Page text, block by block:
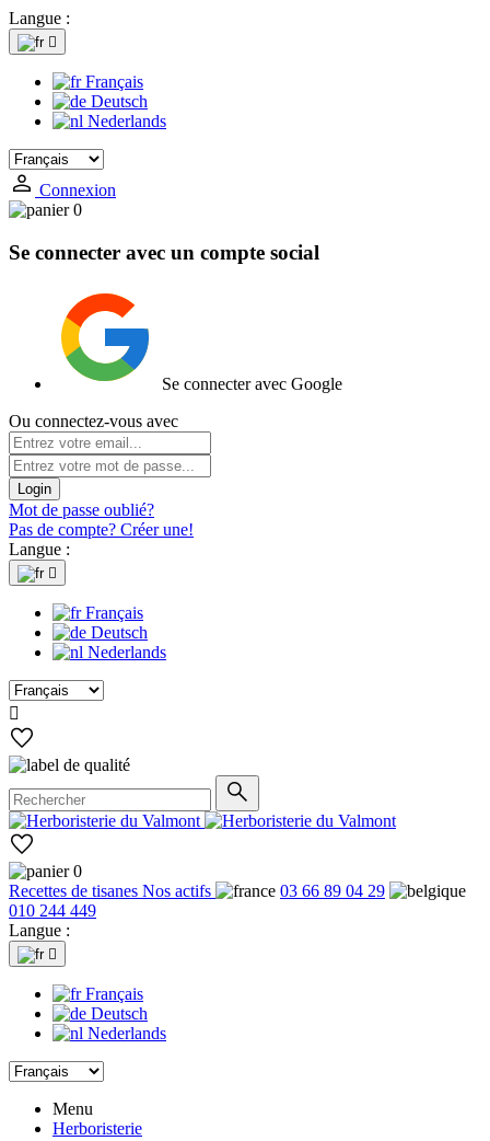
Langue :

Français
Deutsch
Nederlands
Connexion
0
Se connecter avec un compte social
Se connecter avec Google
Ou connectez-vous avec
Login
Mot de passe oublié?
Pas de compte? Créer une!
Langue :

Français
Deutsch
Nederlands

0
Recettes de tisanes Nos actifs
03 66 89 04 29
010 244 449
Langue :

Français
Deutsch
Nederlands
Menu
Herboristerie